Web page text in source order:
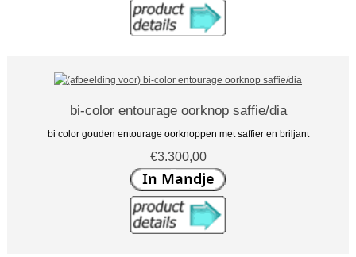
bi-color entourage oorknop saffie/dia
bi color gouden entourage oorknoppen met saffier en briljant
€3.300,00